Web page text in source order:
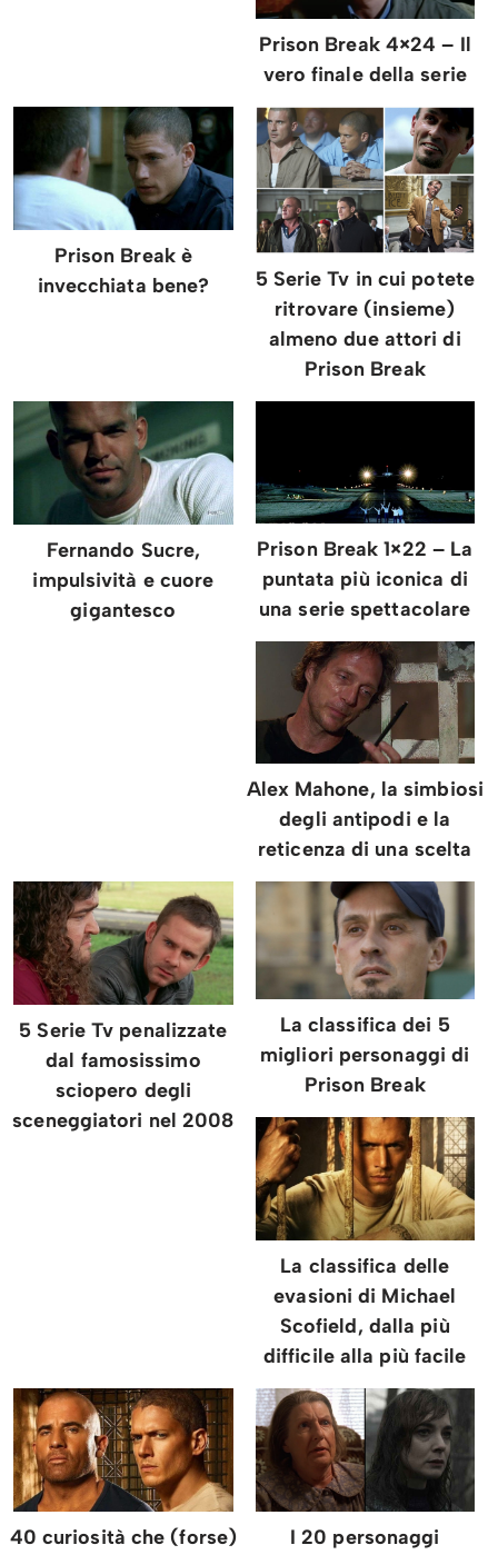
Prison Break 4×24 – Il
vero finale della serie
Prison Break è
invecchiata bene?
5 Serie Tv in cui potete
ritrovare (insieme)
almeno due attori di
Prison Break
Fernando Sucre,
impulsività e cuore
gigantesco
Prison Break 1×22 – La
puntata più iconica di
una serie spettacolare
Alex Mahone, la simbiosi
degli antipodi e la
reticenza di una scelta
5 Serie Tv penalizzate
dal famosissimo
sciopero degli
sceneggiatori nel 2008
La classifica dei 5
migliori personaggi di
Prison Break
La classifica delle
evasioni di Michael
Scofield, dalla più
difficile alla più facile
40 curiosità che (forse)
I 20 personaggi